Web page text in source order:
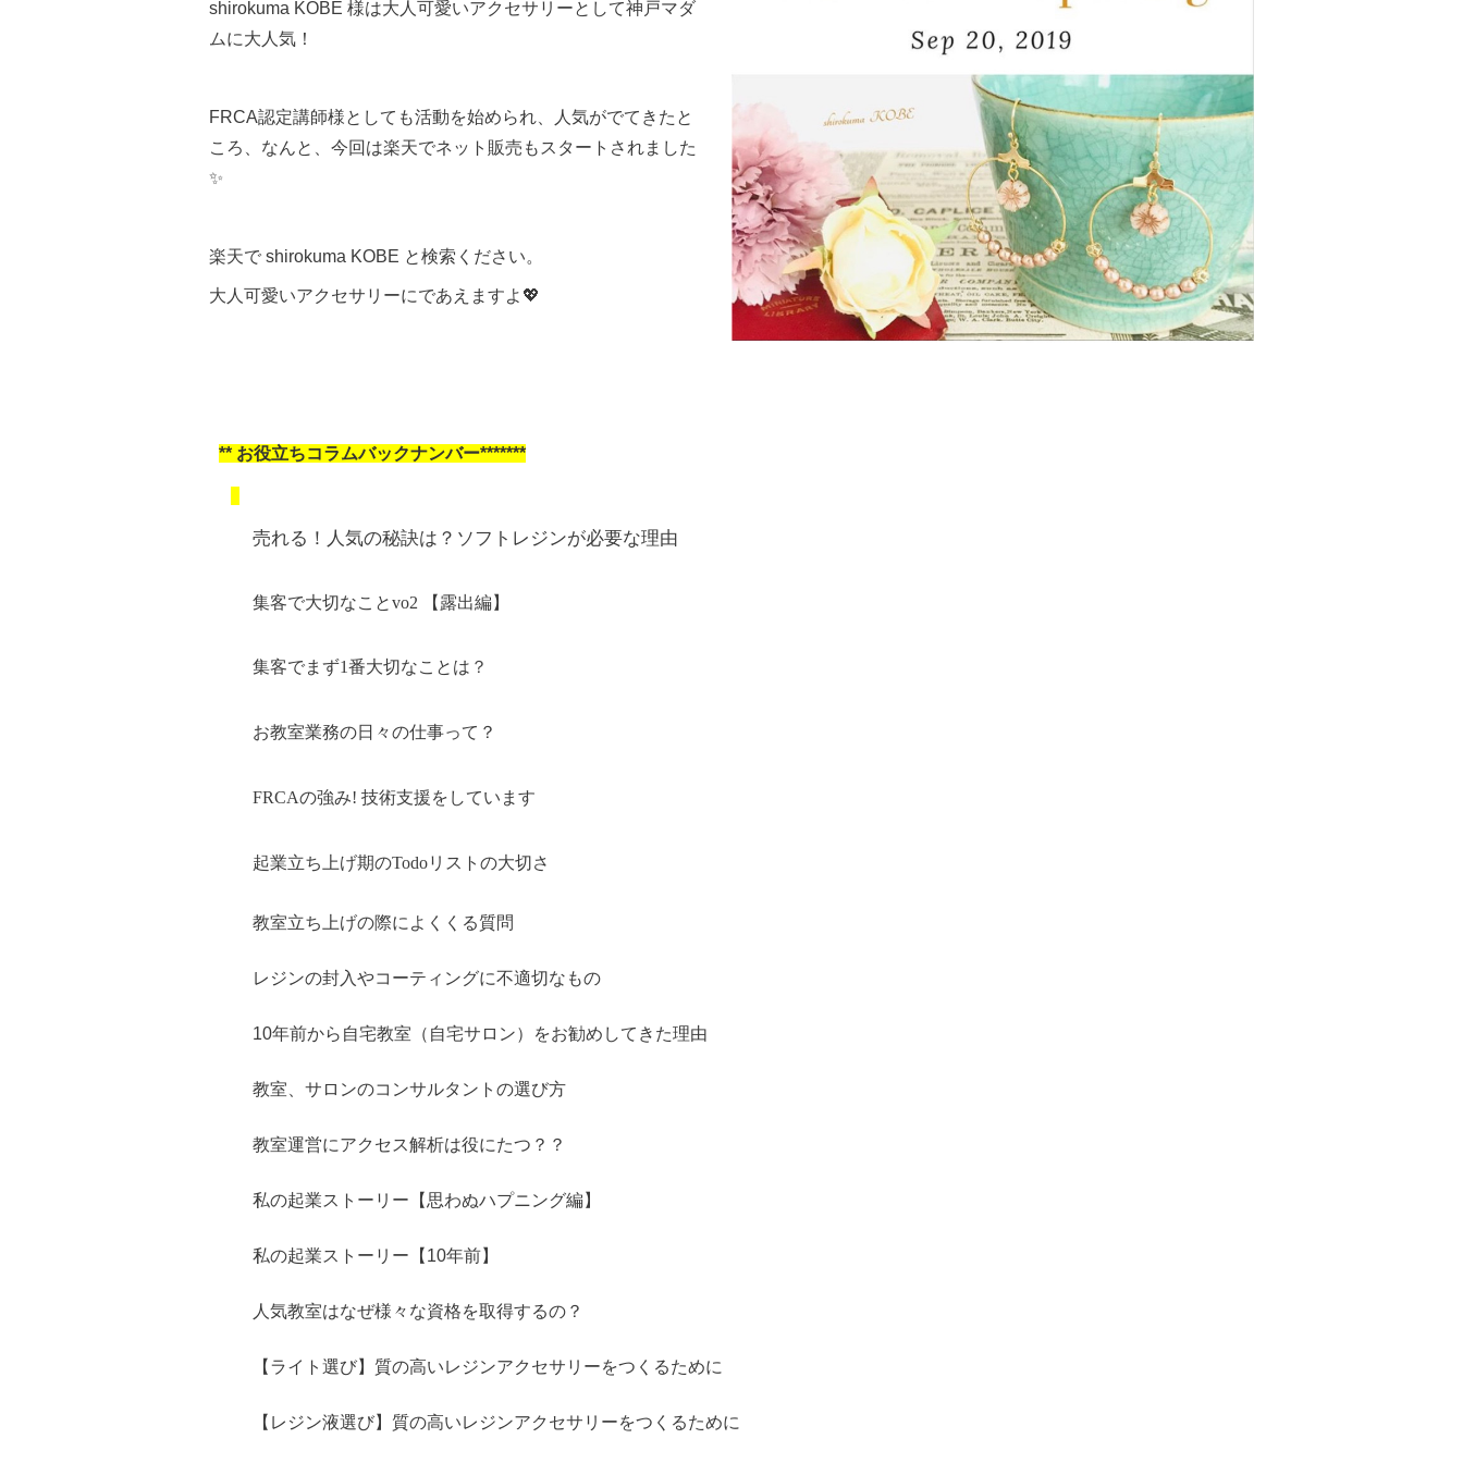
shirokuma KOBE 様は大人可愛いアクセサリーとして神戸マダ
ムに大人気！
FRCA認定講師様としても活動を始められ、人気がでてきたと
ころ、 なんと、今回は楽天でネット販売もスタートされました
✨
楽天で shirokuma KOBE と検索ください。
大人可愛いアクセサリーにであえますよ💖
** お役立ちコラムバックナンバー*******
売れる！人気の秘訣は？ソフトレジンが必要な理由
集客で大切なことvo2 【露出編】
集客でまず1番大切なことは ？
お教室業務の日々の仕事って？
FRCAの強み! 技術支援をしています
起業立ち上げ期のTodoリストの大切さ
教室立ち上げの際によくくる質問
レジンの封入やコーティングに不適切なもの
10年前から自宅教室（自宅サロン）をお勧めしてきた理由
教室、サロンのコンサルタントの選び方
教室運営にアクセス解析は役にたつ？？
私の起業ストーリー【思わぬハプニング編】
私の起業ストーリー【10年前】
人気教室はなぜ様々な資格を取得するの？
【ライト選び】質の高いレジンアクセサリーをつくるために
【レジン液選び】質の高いレジンアクセサリーをつくるために